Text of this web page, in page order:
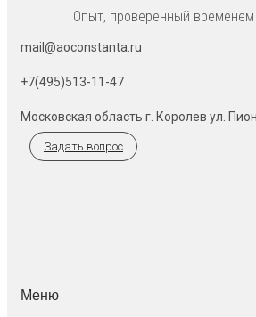
Опыт, проверенный временем
mail@aoconstanta.ru
+7(495)513-11-47
Московская область г. Королев ул.
Задать вопрос
Меню